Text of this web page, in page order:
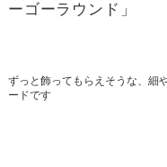
ーゴーラウンド」
ずっと飾ってもらえそうな、細
ードです